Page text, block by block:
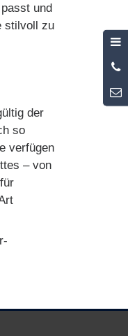
und
stilvoll zu
der
so
verfügen
– von